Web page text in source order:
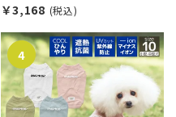
￥3,168 (税込)